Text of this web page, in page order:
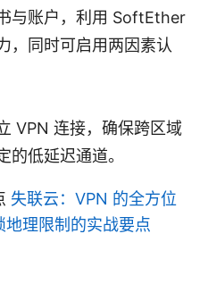
与账户，利用 SoftEther
，同时可启用两因素认
VPN 连接，确保跨区域
的低延迟通道。
失联云：VPN 的全方位
理限制的实战要点